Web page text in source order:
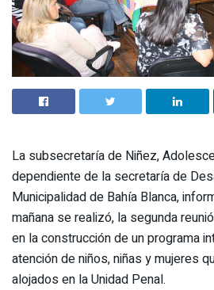
La subsecretaría de Niñez,
dependiente de la secretaría de
Municipalidad de Bahía Blanca,
mañana se realizó, la segunda
en la construcción de un programa
atención de niños, niñas y mujeres
alojados en la Unidad Penal.